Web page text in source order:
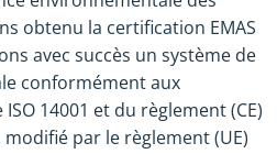
obtenu la certification EMAS
avec succès un système de
conformément aux
14001 et du règlement (CE)
modifié par le règlement (UE)